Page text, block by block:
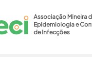
Associação Mineira
Epidemiologia e
de Infecções